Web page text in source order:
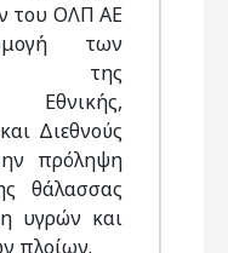
του ΟΛΠ ΑΕ
των
της
Εθνικής,
Διεθνούς
πρόληψη
θάλασσας
υγρών και
πλοίων.